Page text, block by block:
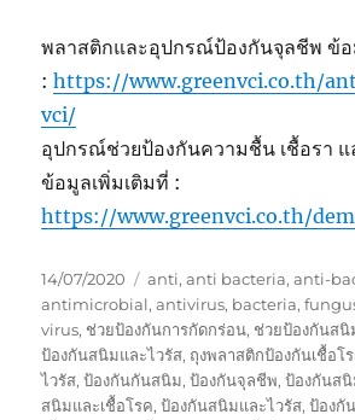
พลาสติกและอุปกรณ์ป้องกันจุลชีพ ข้อ
:https://www.greenvci.co.th/
vci/
อุปกรณ์ช่วยป้องกันความชื้น เชื้อรา แ
ข้อมูลเพิ่มเติมที่ :
https://www.greenvci.co.th/
Posted
on
14/07/2020 Tags
anti,anti bacteria,anti-
antimicrobial,antivirus, bacteria,
virus, ช่วยป้องกันการกัดกร่อน, ช่วยป้องกันสนิ
ป้องกันสนิมและไวรัส, ถุงพลาสติกป้องกันเชื้อโ
ไวรัส,ป้องกันกันสนิม,ป้องกันจุลชีพ,ป้องกันส
สนิมและเชื้อโรค,ป้องกันสนิมและไวรัส,ป้องกั